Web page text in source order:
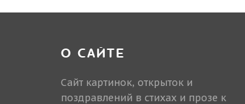
О САЙТЕ
Сайт картинок, открыток и
поздравлений в стихах и прозе к